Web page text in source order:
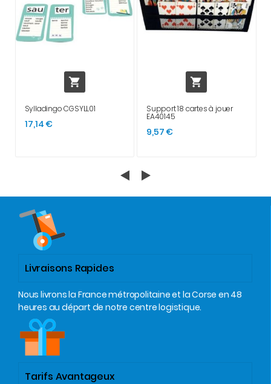

Sylladingo CGSYLL01
17,14 €

Support 18 cartes à jouer
EA40145
9,57 €
Livraisons Rapides
Nous livrons la France métropolitaine et la Corse en 48
heures au départ de notre centre logistique.
Tarifs Avantageux